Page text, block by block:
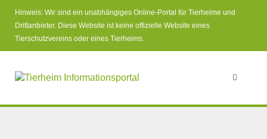
Hinweis: Wir sind ein unabhängiges Online-Portal für Tierheime und
Drittanbieter. Diese Website ist keine offizielle Website eines
Tierschutzvereins oder eines Tierheims.